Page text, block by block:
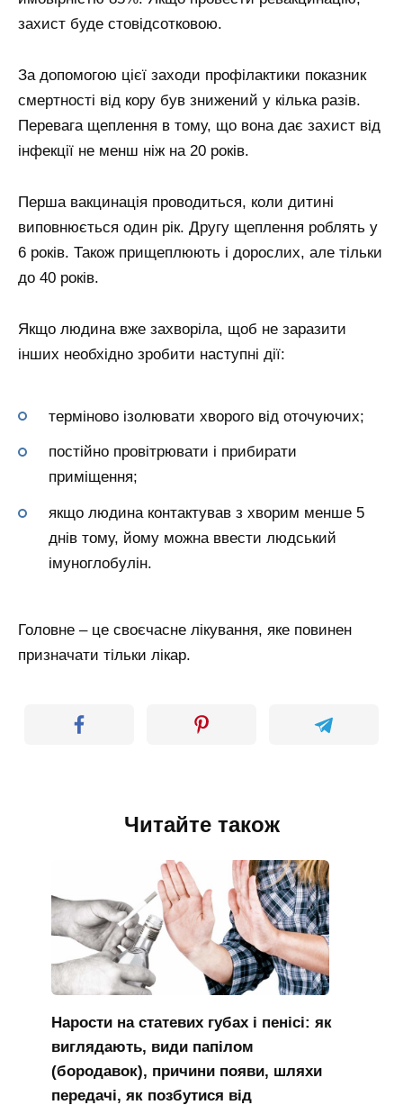
захист буде стовідсотковою.
За допомогою цієї заходи профілактики показник
смертності від кору був знижений у кілька разів.
Перевага щеплення в тому, що вона дає захист від
інфекції не менш ніж на 20 років.
Перша вакцинація проводиться, коли дитині
виповнюється один рік. Другу щеплення роблять у
6 років. Також прищеплюють і дорослих, але тільки
до 40 років.
Якщо людина вже захворіла, щоб не заразити
інших необхідно зробити наступні дії:
терміново ізолювати хворого від оточуючих;
постійно провітрювати і прибирати
приміщення;
якщо людина контактував з хворим менше 5
днів тому, йому можна ввести людський
імуноглобулін.
Головне – це своєчасне лікування, яке повинен
призначати тільки лікар.
Читайте також
Нарости на статевих губах і пенісі: як
виглядають, види папілом
(бородавок), причини появи, шляхи
передачі, як позбутися від